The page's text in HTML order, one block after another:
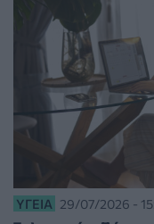
ΥΓΕΊΑ 29/07/2026 -